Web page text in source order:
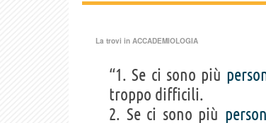
La trovi in ACCADEMIOLOGIA
“1. Se ci sono più
troppo difficili.
2. Se ci sono più